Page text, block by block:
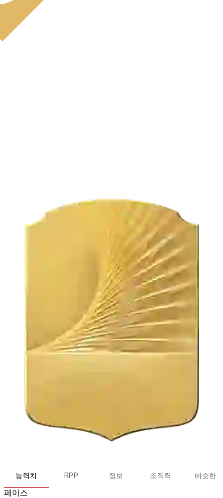
능력치 RPP 정보 조직력 비슷한
페이스